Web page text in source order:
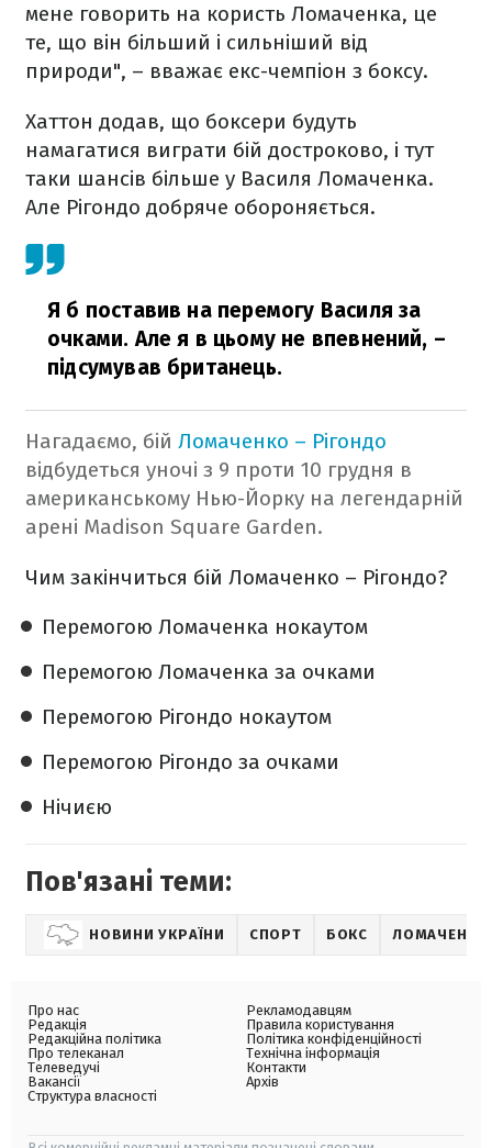
мене говорить на користь Ломаченка, це
те, що він більший і сильніший від
природи", – вважає екс-чемпіон з боксу.
Хаттон додав, що боксери будуть
намагатися виграти бій достроково, і тут
таки шансів більше у Василя Ломаченка.
Але Рігондо добряче обороняється.
Я б поставив на перемогу Василя за
очками. Але я в цьому не впевнений, –
підсумував британець.
Нагадаємо, бій Ломаченко – Рігондо
відбудеться уночі з 9 проти 10 грудня в
американському Нью-Йорку на легендарній
арені Madison Square Garden.
Чим закінчиться бій Ломаченко – Рігондо?
Перемогою Ломаченка нокаутом
Перемогою Ломаченка за очками
Перемогою Рігондо нокаутом
Перемогою Рігондо за очками
Нічиєю
Пов'язані теми:
НОВИНИ УКРАЇНИ СПОРТ БОКС ЛОМАЧЕНКО
Про нас
Редакція
Редакційна політика
Про телеканал
Телеведучі
Вакансії
Структура власності
Рекламодавцям
Правила користування
Політика конфіденційності
Технічна інформація
Контакти
Архів